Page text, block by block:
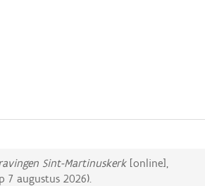
Sint-Martinuskerk[online],
7 augustus 2026).